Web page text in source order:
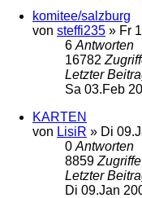
komitee/salzburg
von steffi235 » Fr
6 Antworten
16782
Letzter
Sa 03.Feb
KARTEN
von LisiR » Di
0 Antworten
8859 Zugriffe
Letzter
Di 09.Jan